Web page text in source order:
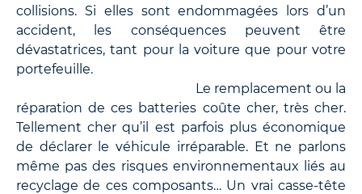
collisions. Si elles sont endommagées lors d’un
accident, les conséquences peuvent être
dévastatrices, tant pour la voiture que pour votre
portefeuille.
Le remplacement ou la
réparation de ces batteries coûte cher, très cher.
Tellement cher qu’il est parfois plus économique
de déclarer le véhicule irréparable. Et ne parlons
même pas des risques environnementaux liés au
recyclage de ces composants… Un vrai casse-tête